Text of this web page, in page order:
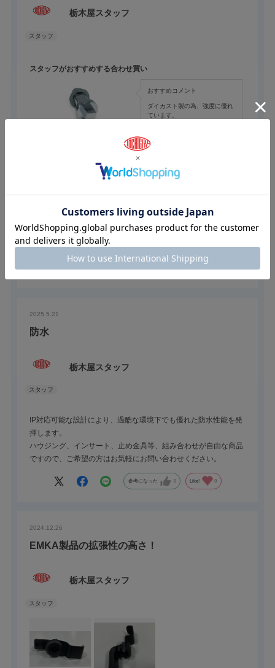
栃木屋スタッフ
スタッフがおすすめする合わせ買い
おすすめコメント
ダイカスト製の為、強度に優れ
ています。
ノブ、ハウジング（本体）、止め金具等の各部品をご自分で選択
出来、ご自分の用途に合わせたオリジナルのクウォーターターン
金属製もありますが、本製品はプラスチック製の為、安価でお手
軽にご使用できる製品です。
2025.5.21
防水
栃木屋スタッフ
IP対応可能な設計により、過酷な環境下でも優れた防水性能を発
揮します。
ハウジング、インサート、止め金具等、組み合わせが自由な商品
ですので、ご希望の方はお気軽にお問い合わせください。
参考になった 0 Like! 0
2024.12.26
EMKA製品の拡張性の高さ！
栃木屋スタッフ